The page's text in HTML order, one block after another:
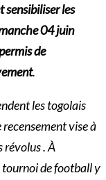
les
04 juin
de
.
les togolais
vise à
révolus . À
tournoi de football y